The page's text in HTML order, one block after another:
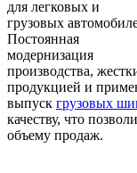
для легковых и
грузовых
Постоянная
модернизация
производства,
продукцией и
выпуск грузовых
качеству, что
объему продаж.